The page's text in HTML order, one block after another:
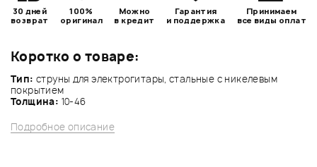
Коротко о товаре:
Тип: струны для электрогитары, стальные с никелевым
покрытием
Толщина: 10-46
Подробное описание
30 дней
возврат
100%
оригинал
Можно
в кредит
Гарантия
и поддержка
Принимаем
все виды оплат